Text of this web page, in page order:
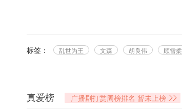
监制：阿仓@次昂仓
编剧：陆七九@陆七九- 、风越
标签： 乱世为王 文森 胡良伟 顾雪柔
真爱榜 广播剧打赏周榜排名 暂未上榜